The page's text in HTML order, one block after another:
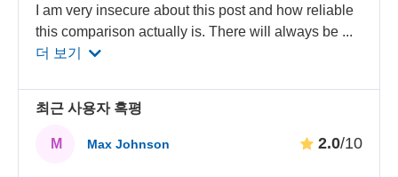
I am very insecure about this post and how reliable
this comparison actually is. There will always be ...
더 보기
최근 사용자 혹평
M Max Johnson 2.0/10